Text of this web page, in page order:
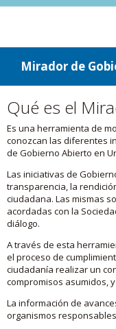
ir a contenido
ir al menú
Mirador de
Qué es el
Es una herramienta de
conozcan las diferentes
de Gobierno Abierto en
Las iniciativas de
transparencia, la
ciudadana. Las mismas
acordadas con la
diálogo.
A través de esta
el proceso de
ciudadanía realizar un
compromisos asumidos,
La información de
organismos